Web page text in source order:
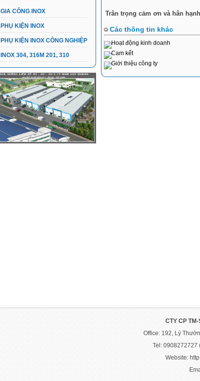
GIA CÔNG INOX
PHỤ KIỆN INOX
PHỤ KIỆN INOX CÔNG NGHIỆP
INOX 304, 316M 201, 310
Trân trọng cảm ơn và hân
Các thông tin khác
Hoạt động kinh doanh
Cam kết
Giới thiệu công ty
CTY CP
Office: 192, Lý
Tel: 0908272727
Website: